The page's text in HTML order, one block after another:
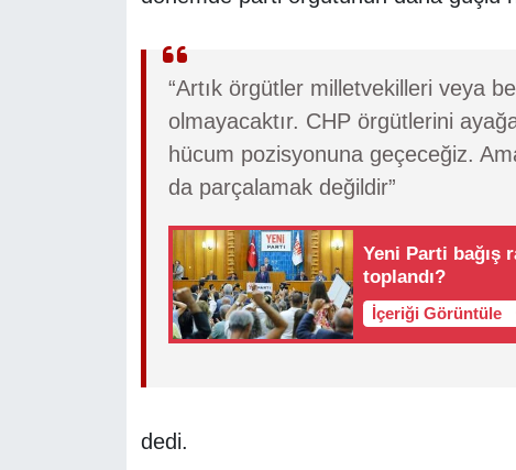
“Artık örgütler milletvekilleri veya
olmayacaktır. CHP örgütlerini
hücum pozisyonuna geçeceğiz.
da parçalamak değildir”
Yeni Parti bağış
toplandı?
İçeriği Görüntüle
dedi.